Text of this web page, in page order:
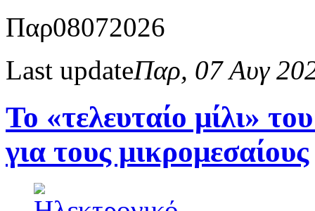
Παρ08072026
Last updateΠαρ, 07 Αυγ
Το «τελευταίο μίλι»
για τους μικρομεσαίους